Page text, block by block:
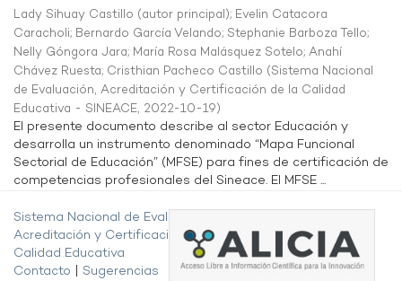
Lady Sihuay Castillo (autor principal); Evelin Catacora
Caracholi; Bernardo García Velando; Stephanie Barboza Tello;
Nelly Góngora Jara; María Rosa Malásquez Sotelo; Anahí
Chávez Ruesta; Cristhian Pacheco Castillo (Sistema Nacional
de Evaluación, Acreditación y Certificación de la Calidad
Educativa - SINEACE, 2022-10-19)
El presente documento describe al sector Educación y
desarrolla un instrumento denominado “Mapa Funcional
Sectorial de Educación” (MFSE) para fines de certificación de
competencias profesionales del Sineace. El MFSE ...
Sistema Nacional de Evaluación,
Acreditación y Certificación de la
Calidad Educativa
Contacto
Sugerencias